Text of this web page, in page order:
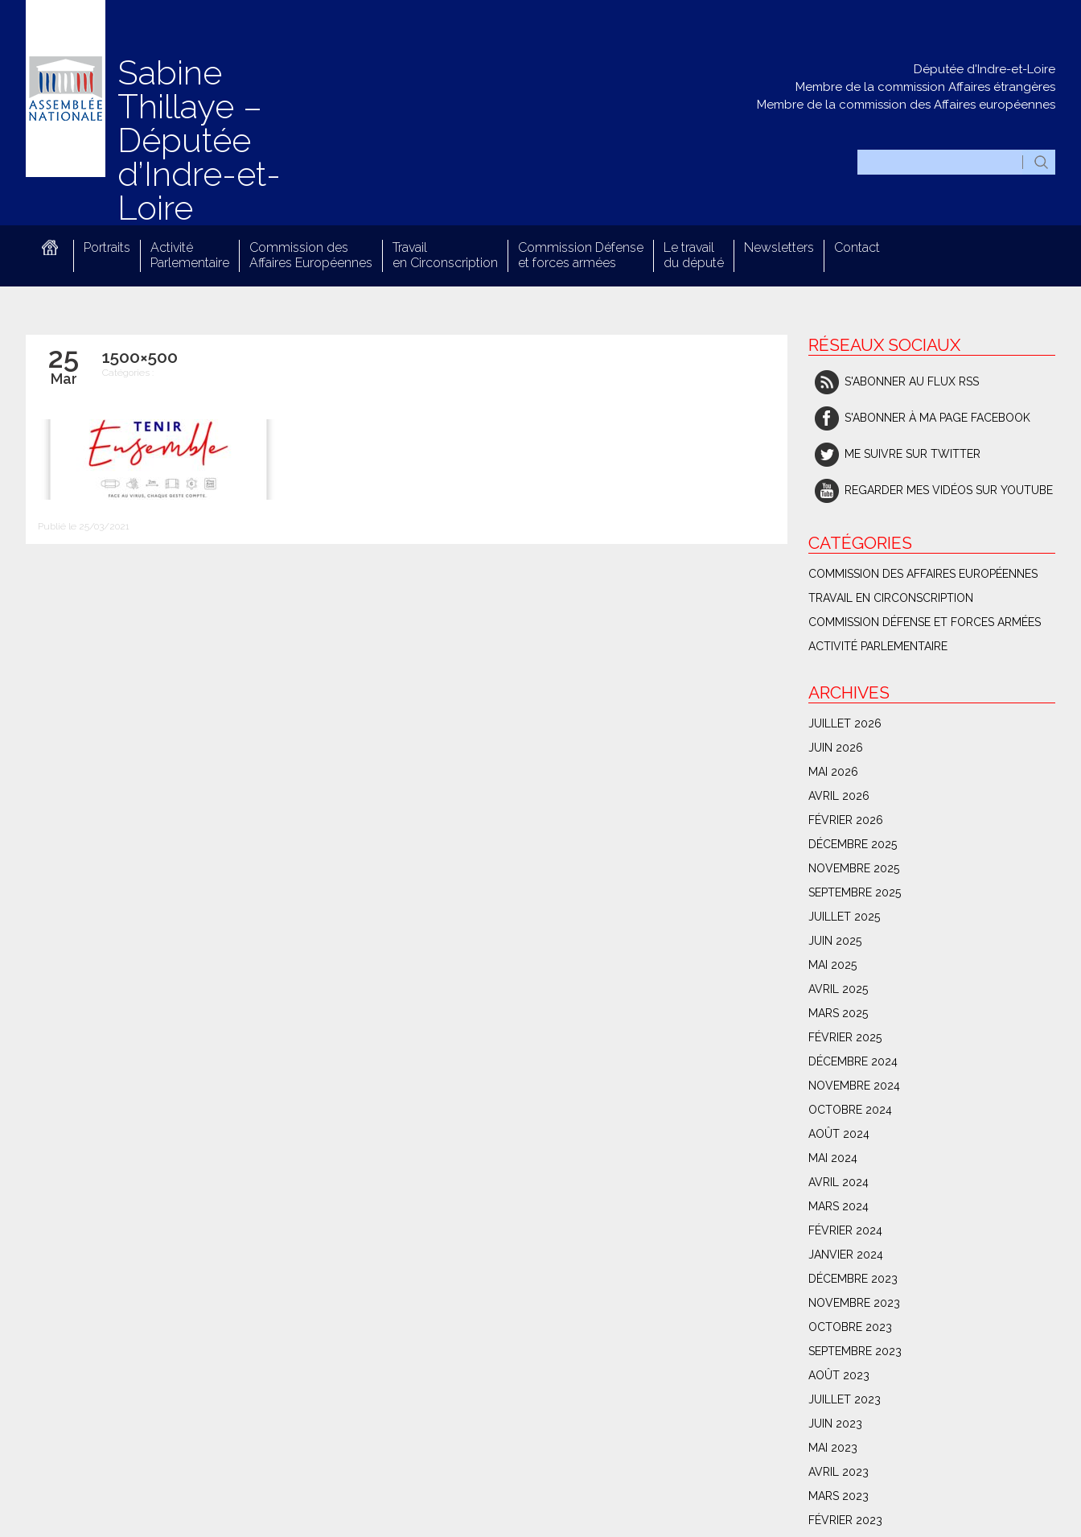
Sabine
Thillaye –
Députée
d’Indre-et-
Loire
Députée d'Indre-et-Loire
Membre de la commission Affaires étrangères
Membre de la commission des Affaires européennes
Portraits
Activité
Parlementaire
Commission des
Affaires Européennes
Travail
en Circonscription
Commission Défense
et forces armées
Le travail
du député
Newsletters Contact
25
Mar
1500×500
Catégories :
Publié le 25/03/2021
RÉSEAUX SOCIAUX
S'ABONNER AU FLUX RSS
S'ABONNER À MA PAGE FACEBOOK
ME SUIVRE SUR TWITTER
REGARDER MES VIDÉOS SUR YOUTUBE
CATÉGORIES
COMMISSION DES AFFAIRES EUROPÉENNES
TRAVAIL EN CIRCONSCRIPTION
COMMISSION DÉFENSE ET FORCES ARMÉES
ACTIVITÉ PARLEMENTAIRE
ARCHIVES
JUILLET 2026
JUIN 2026
MAI 2026
AVRIL 2026
FÉVRIER 2026
DÉCEMBRE 2025
NOVEMBRE 2025
SEPTEMBRE 2025
JUILLET 2025
JUIN 2025
MAI 2025
AVRIL 2025
MARS 2025
FÉVRIER 2025
DÉCEMBRE 2024
NOVEMBRE 2024
OCTOBRE 2024
AOÛT 2024
MAI 2024
AVRIL 2024
MARS 2024
FÉVRIER 2024
JANVIER 2024
DÉCEMBRE 2023
NOVEMBRE 2023
OCTOBRE 2023
SEPTEMBRE 2023
AOÛT 2023
JUILLET 2023
JUIN 2023
MAI 2023
AVRIL 2023
MARS 2023
FÉVRIER 2023